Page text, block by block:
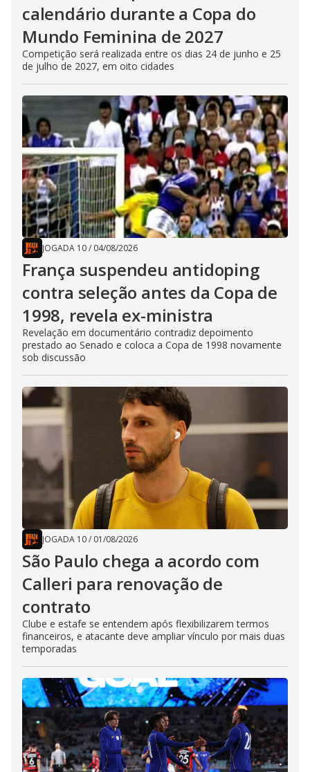
calendário durante a Copa do
Mundo Feminina de 2027
Competição será realizada entre os dias 24 de junho e 25
de julho de 2027, em oito cidades
JOGADA 10/ 04/08/2026
França suspendeu antidoping
contra seleção antes da Copa de
1998, revela ex-ministra
Revelação em documentário contradiz depoimento
prestado ao Senado e coloca a Copa de 1998 novamente
sob discussão
JOGADA 10/ 01/08/2026
São Paulo chega a acordo com
Calleri para renovação de
contrato
Clube e estafe se entendem após flexibilizarem termos
financeiros, e atacante deve ampliar vínculo por mais duas
temporadas